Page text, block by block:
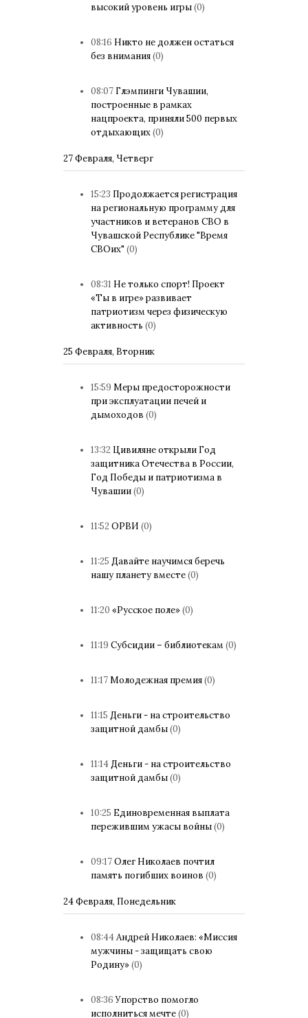
высокий уровень игры(0)
08:16 Никто не должен остаться
без внимания(0)
08:07 Глэмпинги Чувашии,
построенные в рамках
нацпроекта, приняли 500 первых
отдыхающих(0)
27 Февраля, Четверг
15:23 Продолжается регистрация
на региональную программу для
участников и ветеранов СВО в
Чувашской Республике "Время
СВОих" (0)
08:31 Не только спорт! Проект
«Ты в игре» развивает
патриотизм через физическую
активность (0)
25 Февраля, Вторник
15:59 Меры предосторожности
при эксплуатации печей и
дымоходов (0)
13:32 Цивиляне открыли Год
защитника Отечества в России,
Год Победы и патриотизма в
Чувашии(0)
11:52 ОРВИ (0)
11:25 Давайте научимся беречь
нашу планету вместе(0)
11:20 «Русское поле»(0)
11:19 Субсидии – библиотекам(0)
11:17Молодежная премия(0)
11:15 Деньги - на строительство
защитной дамбы(0)
11:14Деньги - на строительство
защитной дамбы(0)
10:25 Единовременная выплата
пережившим ужасы войны(0)
09:17Олег Николаев почтил
память погибших воинов (0)
24 Февраля, Понедельник
08:44Андрей Николаев: «Миссия
мужчины - защищать свою
Родину»(0)
08:36 Упорство помогло
исполниться мечте(0)